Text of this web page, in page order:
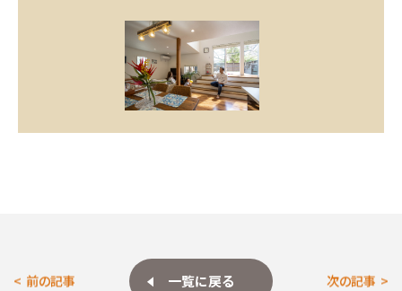
前の記事 一覧に戻る 次の記事